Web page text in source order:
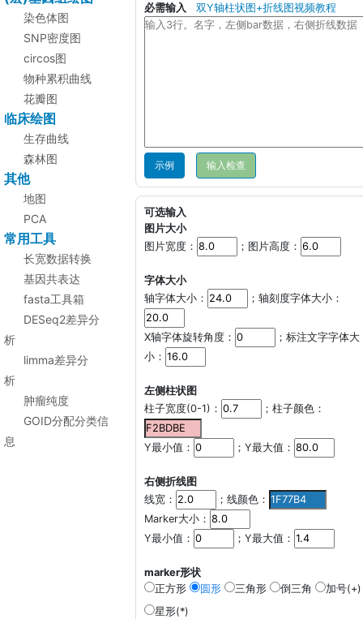
染色体图
SNP密度图
circos图
物种累积曲线
花瓣图
临床绘图
生存曲线
森林图
其他
地图
PCA
常用工具
长宽数据转换
基因共表达
fasta工具箱
DESeq2差异分
析
limma差异分
析
肿瘤纯度
GOID分配分类信
息
必需输入 双Y轴柱状图+折线图视频教程
示例
可选输入
图片大小
图片宽度：
；图片高度：
字体大小
轴字体大小：
；轴刻度字体大小：
X轴字体旋转角度：
；标注文字字体大
小：
左侧柱状图
柱子宽度(0-1)：
；柱子颜色：
Y最小值： ；Y最大值：
右侧折线图
线宽：
；线颜色：
Marker大小：
Y最小值：
；Y最大值：
marker形状
正方形
圆形 三角形 倒三角
加号(+)
星形(*)